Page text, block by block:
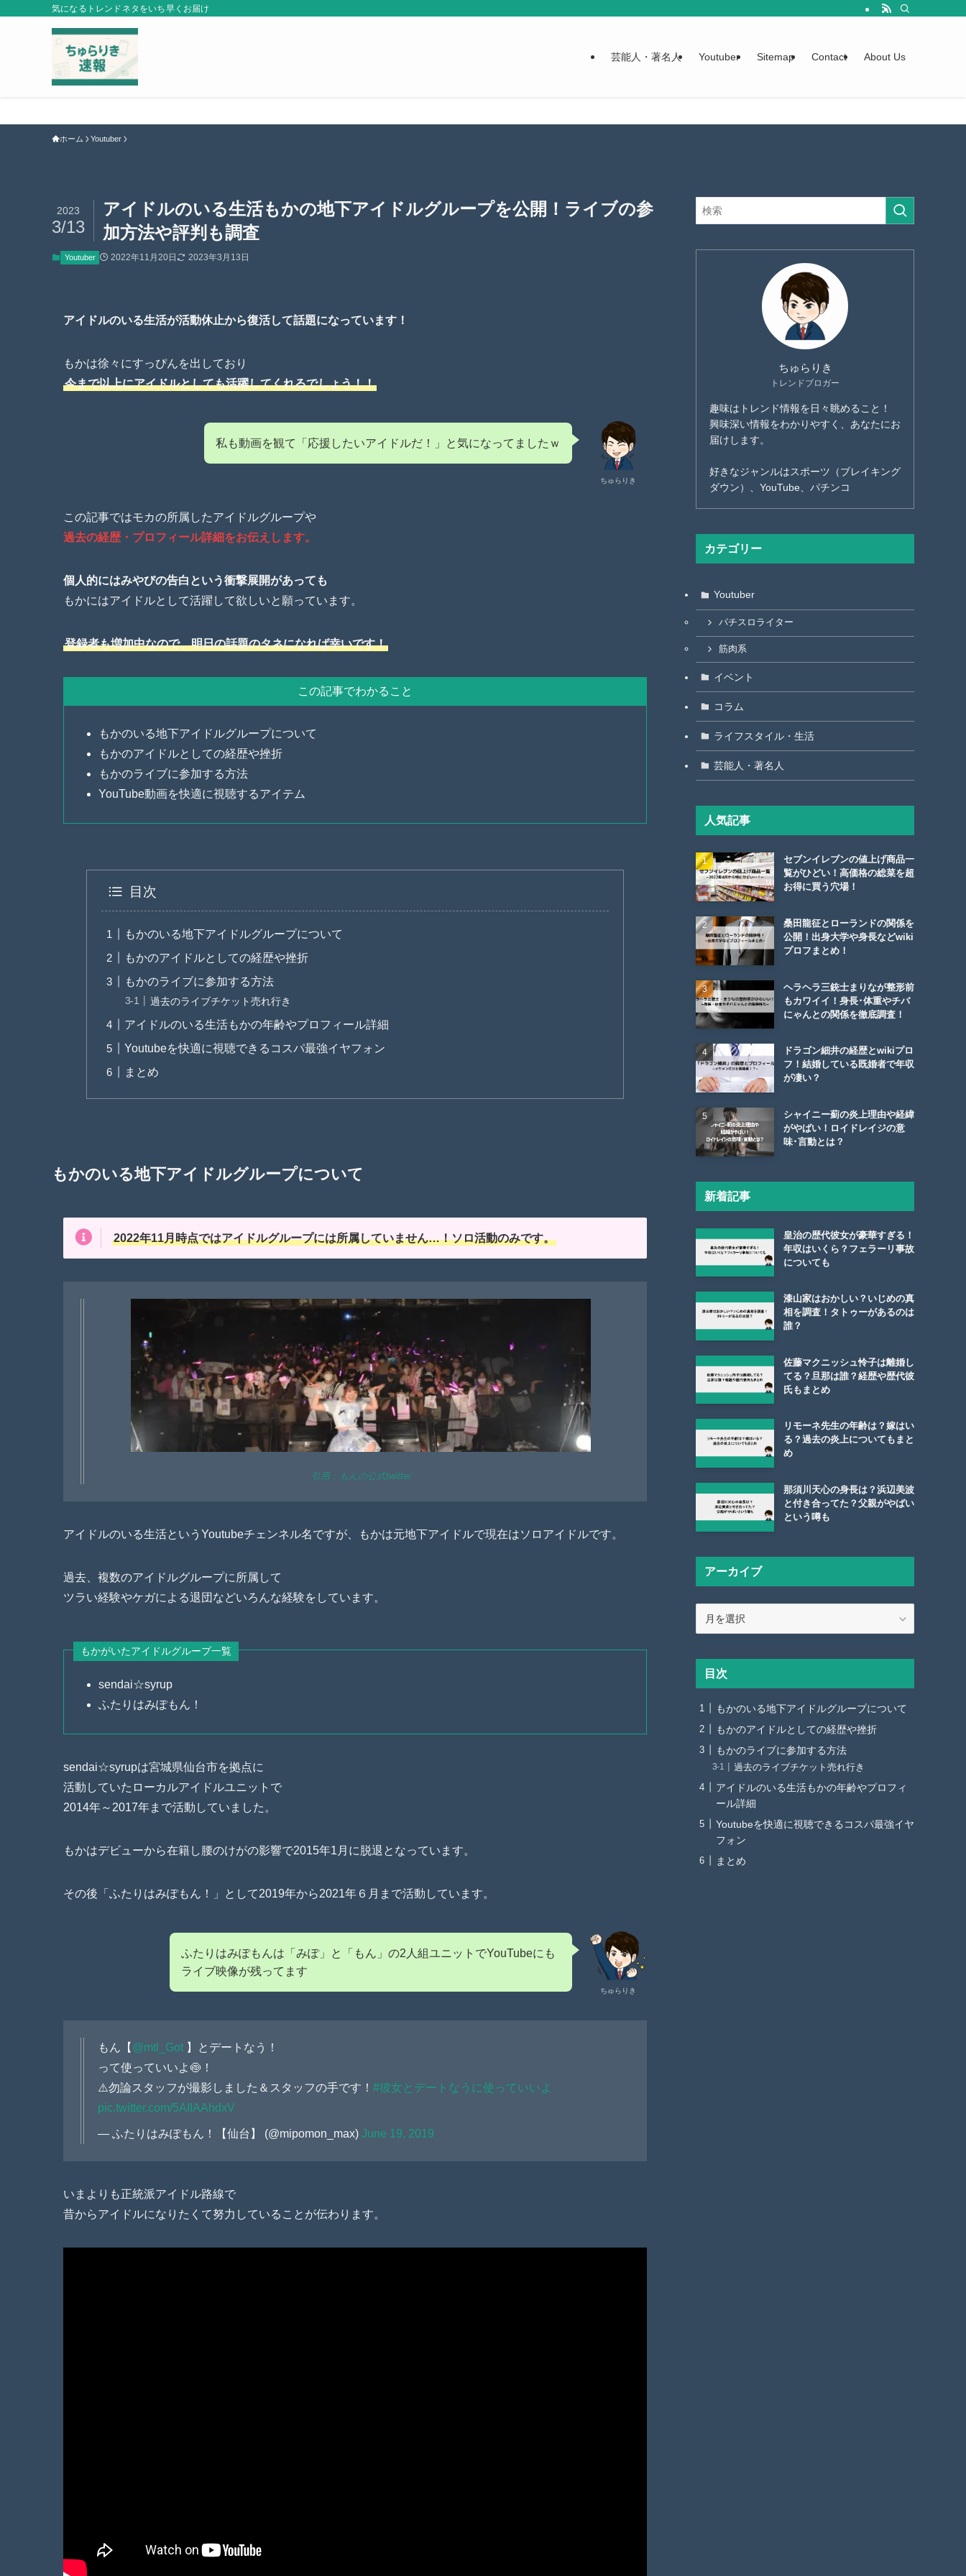
気になるトレンドネタをいち早くお届け
芸能人・著名人 Youtuber Sitemap Contact About Us
ホーム Youtuber
アイドルのいる生活もかの地下アイドルグループを公開！ライブの参
加方法や評判も調査
2023
3/13
Youtuber 2022年11月20日 2023年3月13日
アイドルのいる生活が活動休止から復活して話題になっています！
もかは徐々にすっぴんを出しており
今まで以上にアイドルとしても活躍してくれるでしょう！！
ちゅらりき
私も動画を観て「応援したいアイドルだ！」と気になってましたｗ
この記事ではモカの所属したアイドルグループや
過去の経歴・プロフィール詳細をお伝えします。
個人的にはみやびの告白という衝撃展開があっても
もかにはアイドルとして活躍して欲しいと願っています。
登録者も増加中なので、明日の話題のタネになれば幸いです！
この記事でわかること
もかのいる地下アイドルグループについて
もかのアイドルとしての経歴や挫折
もかのライブに参加する方法
YouTube動画を快適に視聴するアイテム
目次
もかのいる地下アイドルグループについて
もかのアイドルとしての経歴や挫折
もかのライブに参加する方法
過去のライブチケット売れ行き
アイドルのいる生活もかの年齢やプロフィール詳細
Youtubeを快適に視聴できるコスパ最強イヤフォン
まとめ
もかのいる地下アイドルグループについて
2022年11月時点ではアイドルグループには所属していません…！ソロ活動のみです。
引用：もんの公式twitter
アイドルのいる生活というYoutubeチェンネル名ですが、もかは元地下アイドルで現在はソロアイドルです。
過去、複数のアイドルグループに所属して
ツラい経験やケガによる退団などいろんな経験をしています。
もかがいたアイドルグループ一覧
sendai☆syrup
ふたりはみぽもん！
sendai☆syrupは宮城県仙台市を拠点に
活動していたローカルアイドルユニットで
2014年～2017年まで活動していました。
もかはデビューから在籍し腰のけがの影響で2015年1月に脱退となっています。
その後「ふたりはみぽもん！」として2019年から2021年６月まで活動しています。
ちゅらりき
ふたりはみぽもんは「みぽ」と「もん」の2人組ユニットでYouTubeにも
ライブ映像が残ってます
もん【 @mtl_Got 】とデートなう！
って使っていいよ🍥！
⚠️勿論スタッフが撮影しました＆スタッフの手です！ #彼女とデートなうに使っていいよ
pic.twitter.com/5AIIAAhdxV
— ふたりはみぽもん！【仙台】 (@mipomon_max) June 19, 2019
いまよりも正統派アイドル路線で
昔からアイドルになりたくて努力していることが伝わります。
ちゅらりき
トレンドブロガー
趣味はトレンド情報を日々眺めること！
興味深い情報をわかりやすく、あなたにお
届けします。
好きなジャンルはスポーツ（ブレイキング
ダウン）、YouTube、パチンコ
カテゴリー
Youtuber
パチスロライター
筋肉系
イベント
コラム
ライフスタイル・生活
芸能人・著名人
人気記事
セブンイレブンの値上げ商品一
覧がひどい！高価格の総菜を超
お得に買う穴場！
桑田龍征とローランドの関係を
公開！出身大学や身長などwiki
プロフまとめ！
ヘラヘラ三銃士まりなが整形前
もカワイイ！身長･体重やチバ
にゃんとの関係を徹底調査！
ドラゴン細井の経歴とwikiプロ
フ！結婚している既婚者で年収
が凄い？
シャイニー薊の炎上理由や経緯
がやばい！ロイドレイジの意
味･言動とは？
新着記事
皇治の歴代彼女が豪華すぎる！
年収はいくら？フェラーリ事故
についても
漆山家はおかしい？いじめの真
相を調査！タトゥーがあるのは
誰？
佐藤マクニッシュ怜子は離婚し
てる？旦那は誰？経歴や歴代彼
氏もまとめ
リモーネ先生の年齢は？嫁はい
る？過去の炎上についてもまと
め
那須川天心の身長は？浜辺美波
と付き合ってた？父親がやばい
という噂も
アーカイブ
イ
目次
もかのいる地下アイドルグループについて
もかのアイドルとしての経歴や挫折
もかのライブに参加する方法
過去のライブチケット売れ行き
アイドルのいる生活もかの年齢やプロフィ
ール詳細
Youtubeを快適に視聴できるコスパ最強イヤ
フォン
まとめ